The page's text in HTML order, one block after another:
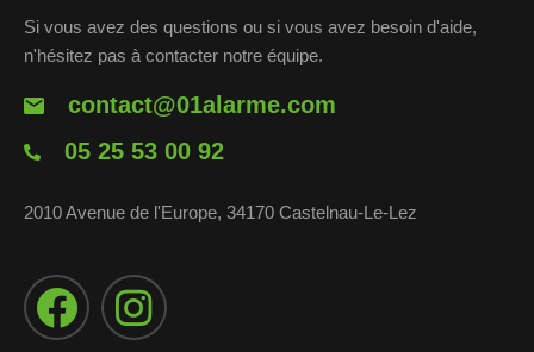
Si vous avez des questions ou si vous avez besoin d'aide,
n'hésitez pas à contacter notre équipe.
contact@01alarme.com
05 25 53 00 92
2010 Avenue de l'Europe, 34170 Castelnau-Le-Lez